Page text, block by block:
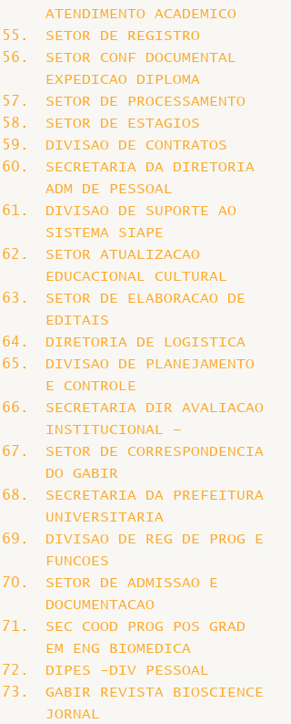
ATENDIMENTO ACADEMICO
SETOR DE REGISTRO
SETOR CONF DOCUMENTAL
EXPEDICAO DIPLOMA
SETOR DE PROCESSAMENTO
SETOR DE ESTAGIOS
DIVISAO DE CONTRATOS
SECRETARIA DA DIRETORIA
ADM DE PESSOAL
DIVISAO DE SUPORTE AO
SISTEMA SIAPE
SETOR ATUALIZACAO
EDUCACIONAL CULTURAL
SETOR DE ELABORACAO DE
EDITAIS
DIRETORIA DE LOGISTICA
DIVISAO DE PLANEJAMENTO
E CONTROLE
SECRETARIA DIR AVALIACAO
INSTITUCIONAL –
SETOR DE CORRESPONDENCIA
DO GABIR
SECRETARIA DA PREFEITURA
UNIVERSITARIA
DIVISAO DE REG DE PROG E
FUNCOES
SETOR DE ADMISSAO E
DOCUMENTACAO
SEC COOD PROG POS GRAD
EM ENG BIOMEDICA
DIPES -DIV PESSOAL
GABIR REVISTA BIOSCIENCE
JORNAL